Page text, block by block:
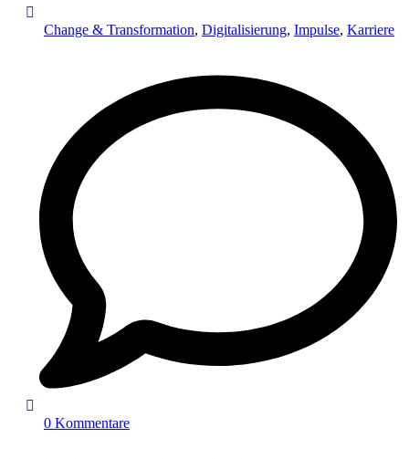
Change & Transformation, Digitalisierung, Impulse, Karriere
0 Kommentare